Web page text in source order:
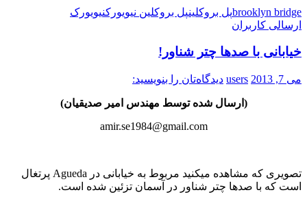
brooklyn bridgeپل بروکلینپل بروکلین نیویورکنیویورک
ارسالی کاربران
خیابانی با صدها چتر شناور!
می 7, 2013 users دیدگاه‌تان را بنویسید:
(ارسال شده توسط مهندس امیر صدیقیان)
amir.se1984@gmail.com
تصویری که مشاهده میکنید مربوط به خیابانی در Agueda پرتغال
است که با صدها چتر شناور در آسمان تزئین شده است.